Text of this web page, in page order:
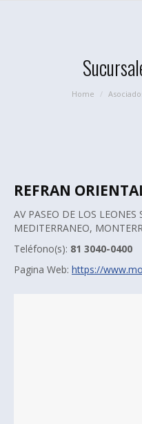
You are here:Home
REFRAN
AV PASEO DE LOS LEONES
MEDITERRANEO,
Teléfono(s): 81 3040-0400
Pagina Web: https://